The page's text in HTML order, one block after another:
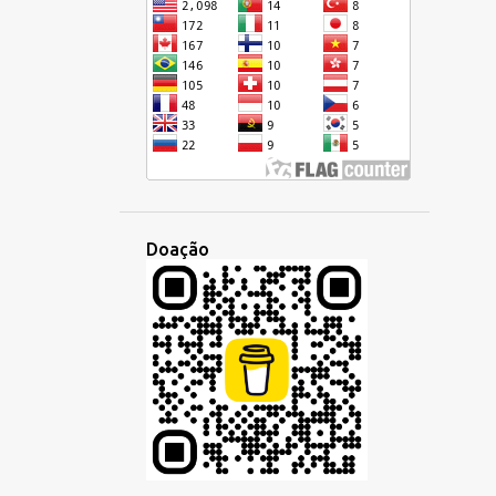
CRIOULO HAITIANO CULTURA
CURSIVA DEMOCRÁTICA
DESENVOLVIMENTO DIGITAL
DINHEIRO DISCUSSÃO
DOMINGO
EDUCAÇÃO
EMPREGO EMPRESA ENCONTRO
ENSINO EQUÍVOCO ESCOLA
ESCREVER ESCRITA ESCUTA
ESCUTAR ESLAVA ESPANHOL
ESPERANTISTAS ESPERANTO
ESTILO ESTRANGEIRO
Doação